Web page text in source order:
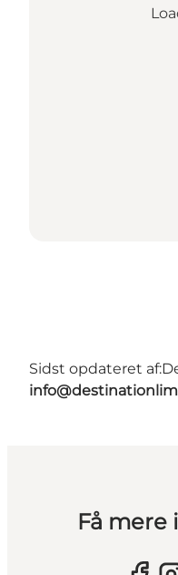
Sidst opdateret af:
Få mere